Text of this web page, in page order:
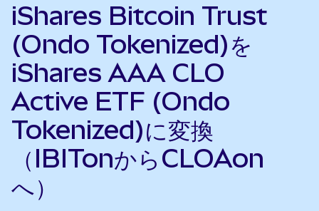
iShares Bitcoin Trust
(Ondo Tokenized)を
iShares AAA CLO
Active ETF (Ondo
Tokenized)に変換
（IBITonからCLOAon
へ）